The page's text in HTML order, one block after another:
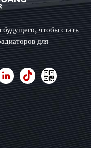
чтобы стать
для